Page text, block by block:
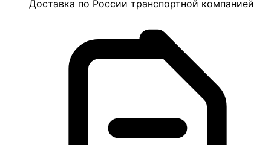
Доставка по России транспортной компанией